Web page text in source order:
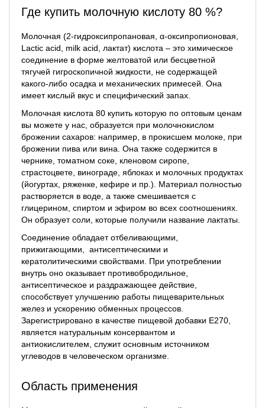
Где купить молочную кислоту 80 %?
Молочная (2-гидроксипропановая, α-оксипропионовая,
Lactic acid, milk acid, лактат) кислота – это химическое
соединение в форме желтоватой или бесцветной
тягучей гигроскопичной жидкости, не содержащей
какого-либо осадка и механических примесей. Она
имеет кислый вкус и специфический запах.
Молочная кислота 80 купить которую по оптовым ценам
вы можете у нас, образуется при молочнокислом
брожении сахаров: например, в прокисшем молоке, при
брожении пива или вина. Она также содержится в
чернике, томатном соке, кленовом сиропе,
страстоцвете, винограде, яблоках и молочных продуктах
(йогуртах, ряженке, кефире и пр.). Материал полностью
растворяется в воде, а также смешивается с
глицерином, спиртом и эфиром во всех соотношениях.
Он образует соли, которые получили название лактаты.
Соединение обладает отбеливающими,
прижигающими, антисептическими и
кератолитическими свойствами. При употреблении
внутрь оно оказывает противобродильное,
антисептическое и раздражающее действие,
способствует улучшению работы пищеварительных
желез и ускорению обменных процессов.
Зарегистрировано в качестве пищевой добавки Е270,
является натуральным консервантом и
антиокислителем, служит основным источником
углеводов в человеческом организме.
Область применения